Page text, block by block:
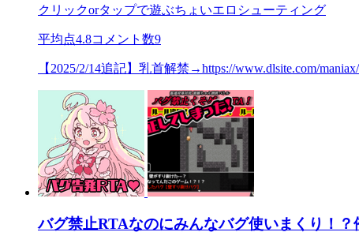
クリックorタップで遊ぶちょいエロシューティング
平均点4.8コメント数9
【2025/2/14追記】乳首解禁→https://www.dlsite.com/
バグ禁止RTAなのにみんなバグ使いまくり！？